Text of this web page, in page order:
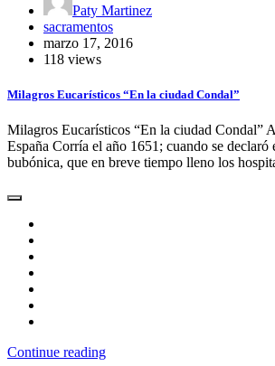
Paty Martinez
sacramentos
marzo 17, 2016
118 views
Milagros Eucarísticos “En la ciudad Condal”
Milagros Eucarísticos “En la ciudad Condal”
España Corría el año 1651; cuando se declaró
bubónica, que en breve tiempo lleno los
Continue reading